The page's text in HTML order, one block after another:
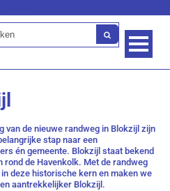
van de nieuwe randweg in Blokzijl zijn
stap naar een
én gemeente. Blokzijl staat bekend
de Havenkolk. Met de randweg
deze historische kern en maken we
aantrekkelijker Blokzijl.